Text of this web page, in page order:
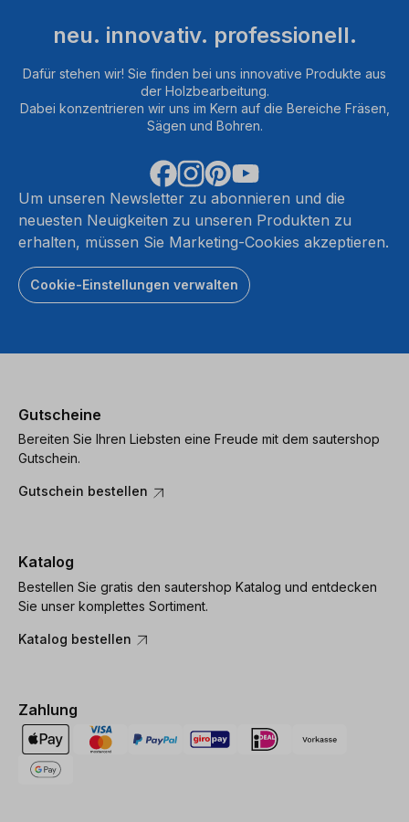
neu. innovativ. professionell.
Dafür stehen wir! Sie finden bei uns innovative Produkte aus
der Holzbearbeitung.
Dabei konzentrieren wir uns im Kern auf die Bereiche Fräsen,
Sägen und Bohren.
Um unseren Newsletter zu abonnieren und die
neuesten Neuigkeiten zu unseren Produkten zu
erhalten, müssen Sie Marketing-Cookies akzeptieren.
Cookie-Einstellungen verwalten
Gutscheine
Bereiten Sie Ihren Liebsten eine Freude mit dem sautershop
Gutschein.
Gutschein bestellen
Katalog
Bestellen Sie gratis den sautershop Katalog und entdecken
Sie unser komplettes Sortiment.
Katalog bestellen
Zahlung